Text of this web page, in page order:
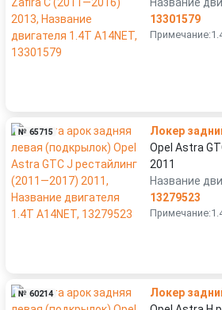
13301579
№ 65715
Локер
Opel Astra
2011
Название
13279523
№ 60214
Локер